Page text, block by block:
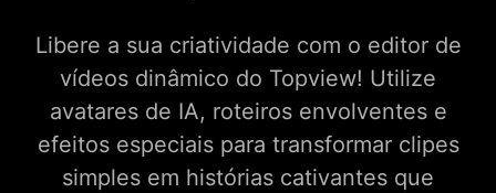
Libere a sua criatividade com o editor de
vídeos dinâmico do Topview! Utilize
avatares de IA, roteiros envolventes e
efeitos especiais para transformar clipes
simples em histórias cativantes que